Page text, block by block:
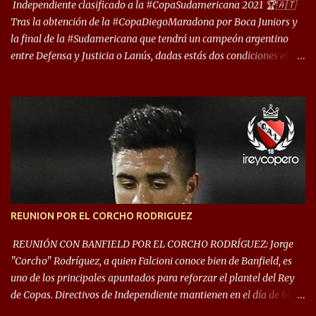
deporte”, afirmó Facundo Moyano. “Creo que Avellaneda...
Independiente clasificado a la #CopaSudamericana 2021 🏆🇦🇹
Tras la obtención de la #CopaDiegoMaradona por Boca Juniors y
la final de la #Sudamericana que tendrá un campeón argentino
entre Defensa y Justicia o Lanús, dadas estás dos condiciones el
que iniciará en fase de grupos con 6 partidos, de los cuales sólo los
primeros de cada grupo jugarán los 8vos. con los 3ros. mejores de
las fases de grupos de la #CopaLibertadores 2021. ¡Este año hay
noche de Copas Rey! ⚽🇦🇹👑🏆.
REUNION POR EL CORCHO RODRIGUEZ
REUNIÓN CON BANFIELD POR EL CORCHO RODRÍGUEZ: Jorge
"Corcho" Rodríguez, a quien Falcioni conoce bien de Banfield, es
uno de los principales apuntados para reforzar el plantel del Rey
de Copas. Directivos de Independiente mantienen en el día de hoy